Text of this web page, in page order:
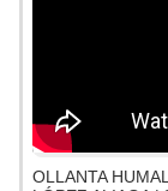
OLLANTA